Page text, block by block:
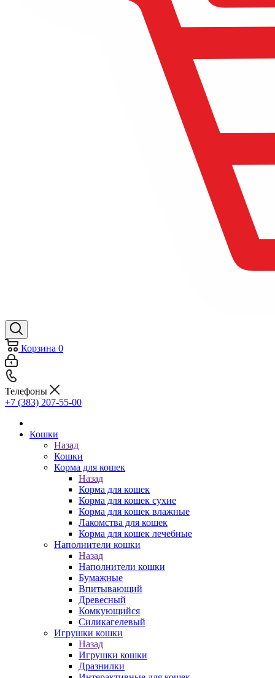
Корзина 0
Телефоны
+7 (383) 207-55-00
Кошки
Назад
Кошки
Корма для кошек
Назад
Корма для кошек
Корма для кошек сухие
Корма для кошек влажные
Лакомства для кошек
Корма для кошек лечебные
Наполнители кошки
Назад
Наполнители кошки
Бумажные
Впитывающий
Древесный
Комкующийся
Силикагелевый
Игрушки кошки
Назад
Игрушки кошки
Дразнилки